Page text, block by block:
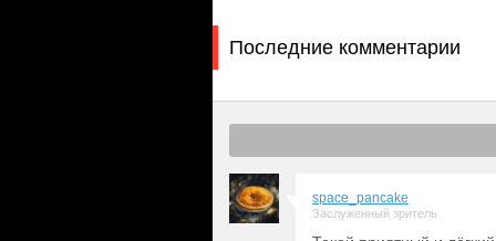
Последние комментарии
space_pancake
Заслуженный зритель